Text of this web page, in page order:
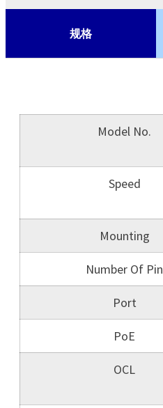
规格
Model No.
Speed
Mounting
Number Of Pin
Port
PoE
OCL